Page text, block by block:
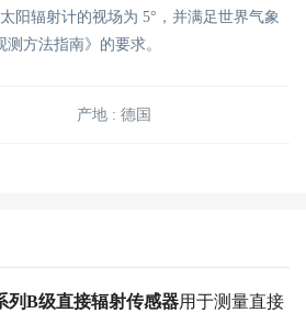
阳辐射计的视场为 5°，并满足世界气象
方法指南》的要求。
产地 : 德国
列B级直接辐射传感器用于测量直接